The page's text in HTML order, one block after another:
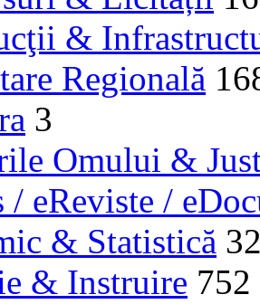
&
Regională
3
Omului &
/ eReviste /
& Statistică
& Instruire 752